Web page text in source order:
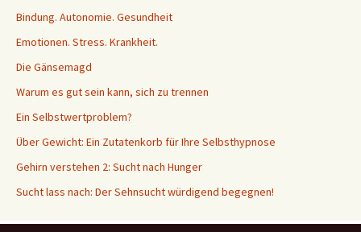
Bindung. Autonomie. Gesundheit
Emotionen. Stress. Krankheit.
Die Gänsemagd
Warum es gut sein kann, sich zu trennen
Ein Selbstwertproblem?
Über Gewicht: Ein Zutatenkorb für Ihre Selbsthypnose
Gehirn verstehen 2: Sucht nach Hunger
Sucht lass nach: Der Sehnsucht würdigend begegnen!